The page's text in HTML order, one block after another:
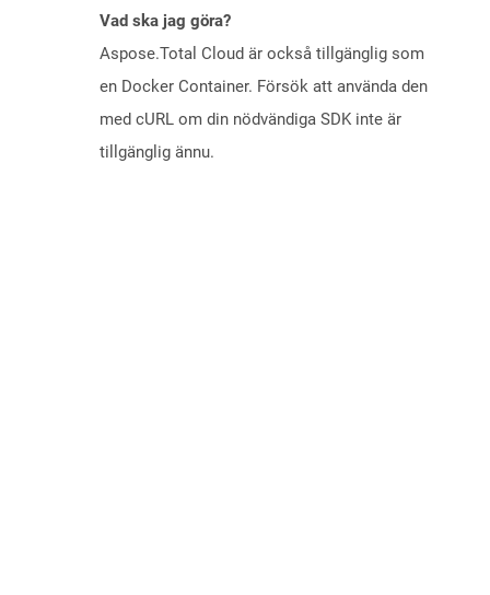
Vad ska jag göra?
Aspose.Total Cloud är också tillgänglig som
en Docker Container. Försök att använda den
med cURL om din nödvändiga SDK inte är
tillgänglig ännu.